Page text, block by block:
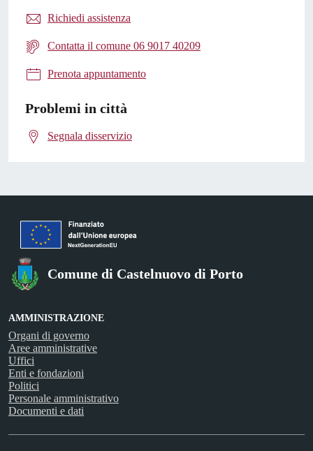
Richiedi assistenza
Contatta il comune 06 9017 40209
Prenota appuntamento
Problemi in città
Segnala disservizio
Comune di Castelnuovo di Porto
AMMINISTRAZIONE
Organi di governo
Aree amministrative
Uffici
Enti e fondazioni
Politici
Personale amministrativo
Documenti e dati